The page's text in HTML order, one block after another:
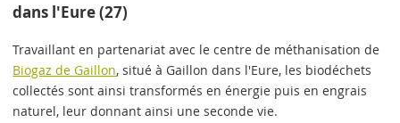
dans l'Eure (27)
Travaillant en partenariat avec le centre de méthanisation de
Biogaz de Gaillon, situé à Gaillon dans l'Eure, les biodéchets
collectés sont ainsi transformés en énergie puis en engrais
naturel, leur donnant ainsi une seconde vie.